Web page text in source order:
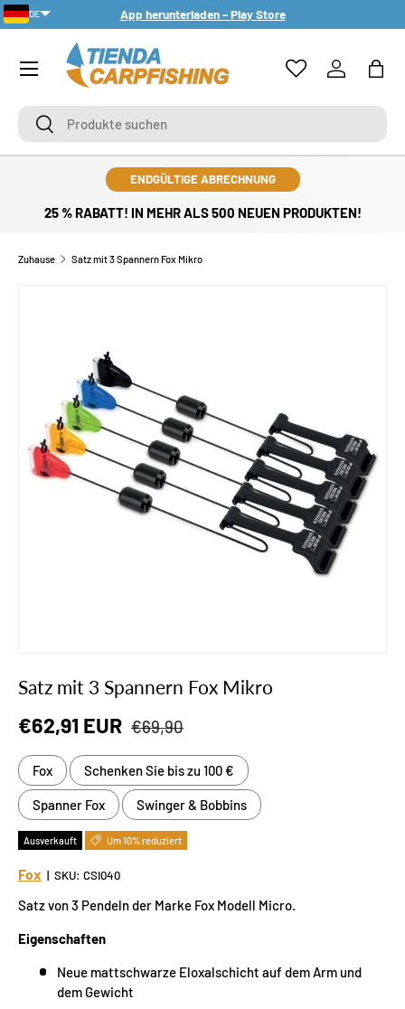
DIREKT ZUM INHALT
App herunterladen – Play Store
SuchenSuchen
Einloggen
ENDGÜLTIGE ABRECHNUNG
25 % RABATT! IN MEHR ALS 500 NEUEN PRODUKTEN!
Zuhause Satz mit 3 Spannern Fox Mikro
Satz mit 3 Spannern Fox Mikro
Verkaufspreis
€62,91 EUR Normaler Preis
€69,90
Fox Schenken Sie bis zu 100 €
Spanner Fox Swinger & Bobbins
Ausverkauft Um 10% reduziert
Fox | SKU: CSI040
Satz von 3 Pendeln der Marke Fox Modell Micro.
Eigenschaften
Neue mattschwarze Eloxalschicht auf dem Arm und
dem Gewicht
DE